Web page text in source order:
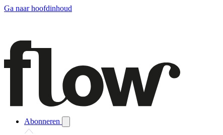
Ga naar hoofdinhoud
Abonneren